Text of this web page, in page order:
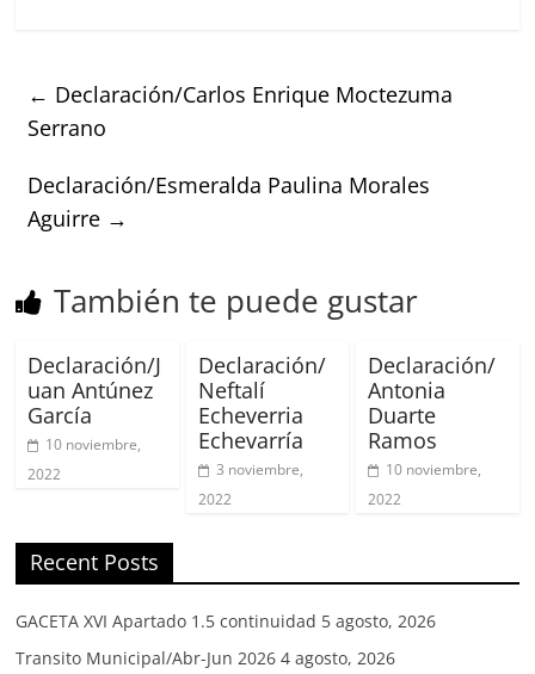
← Declaración/Carlos Enrique Moctezuma
Serrano
Declaración/Esmeralda Paulina Morales
Aguirre →
También te puede gustar
Declaración/J
uan Antúnez
García
10 noviembre,
2022
Declaración/
Neftalí
Echeverria
Echevarría
3 noviembre,
2022
Declaración/
Antonia
Duarte
Ramos
10 noviembre,
2022
Recent Posts
GACETA XVI Apartado 1.5 continuidad 5 agosto, 2026
Transito Municipal/Abr-Jun 2026 4 agosto, 2026